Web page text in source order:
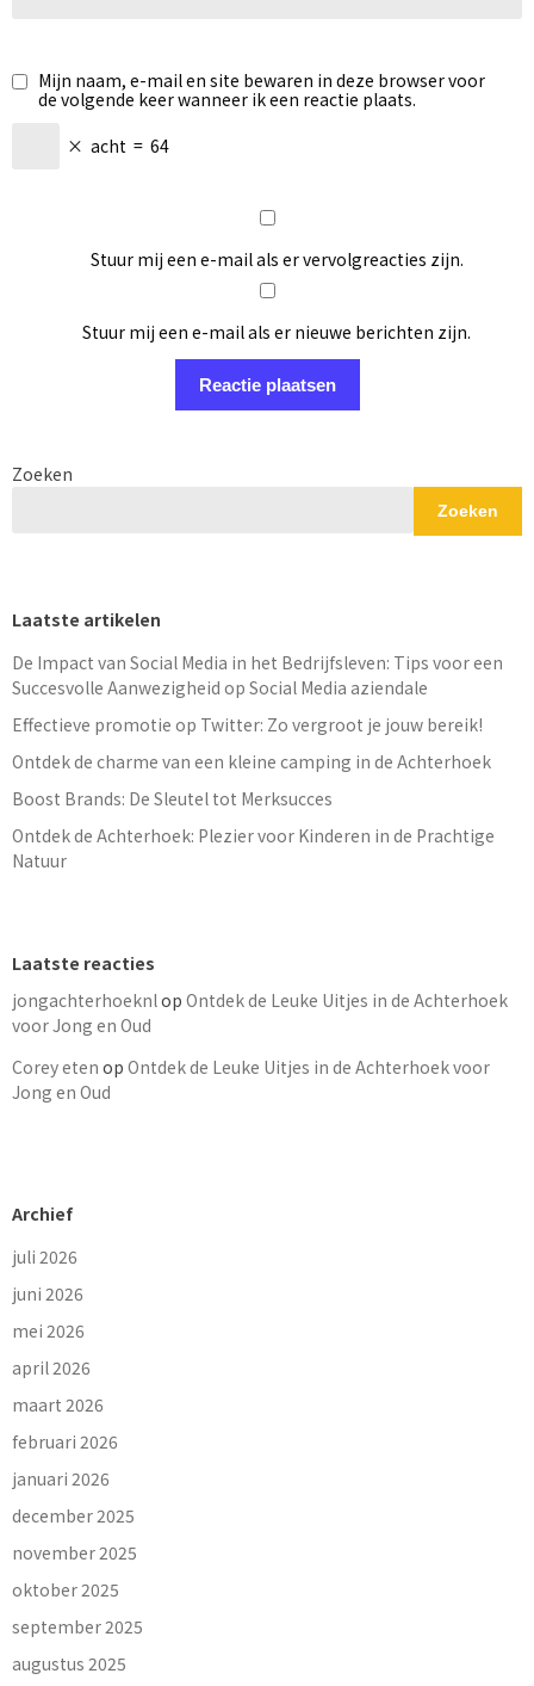
Mijn naam, e-mail en site bewaren in deze browser voor
de volgende keer wanneer ik een reactie plaats.
× acht = 64
Stuur mij een e-mail als er vervolgreacties zijn.
Stuur mij een e-mail als er nieuwe berichten zijn.
Zoeken
Zoeken
Laatste artikelen
De Impact van Social Media in het Bedrijfsleven: Tips voor een
Succesvolle Aanwezigheid op Social Media aziendale
Effectieve promotie op Twitter: Zo vergroot je jouw bereik!
Ontdek de charme van een kleine camping in de Achterhoek
Boost Brands: De Sleutel tot Merksucces
Ontdek de Achterhoek: Plezier voor Kinderen in de Prachtige
Natuur
Laatste reacties
jongachterhoeknl op Ontdek de Leuke Uitjes in de Achterhoek
voor Jong en Oud
Corey eten op Ontdek de Leuke Uitjes in de Achterhoek voor
Jong en Oud
Archief
juli 2026
juni 2026
mei 2026
april 2026
maart 2026
februari 2026
januari 2026
december 2025
november 2025
oktober 2025
september 2025
augustus 2025